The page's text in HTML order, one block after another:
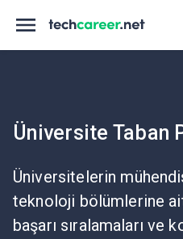
Üniversite Taban
Üniversitelerin
teknoloji bölümlerine
başarı sıralamaları ve